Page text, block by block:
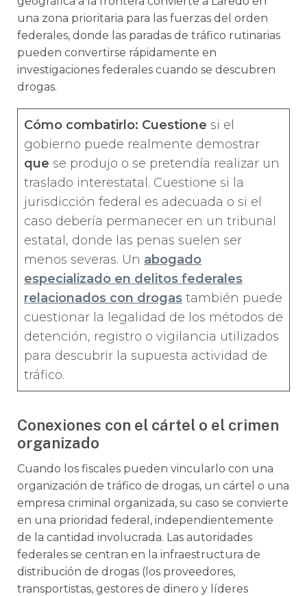
una zona prioritaria para las fuerzas del orden
federales, donde las paradas de tráfico rutinarias
pueden convertirse rápidamente en
investigaciones federales cuando se descubren
drogas.
Cómo combatirlo: Cuestione si el
gobierno puede realmente demostrar
que se produjo o se pretendía realizar un
traslado interestatal. Cuestione si la
jurisdicción federal es adecuada o si el
caso debería permanecer en un tribunal
estatal, donde las penas suelen ser
menos severas. Un abogado
especializado en delitos federales
relacionados con drogas también puede
cuestionar la legalidad de los métodos de
detención, registro o vigilancia utilizados
para descubrir la supuesta actividad de
tráfico.
Conexiones con el cártel o el crimen
organizado
Cuando los fiscales pueden vincularlo con una
organización de tráfico de drogas, un cártel o una
empresa criminal organizada, su caso se convierte
en una prioridad federal, independientemente
de la cantidad involucrada. Las autoridades
federales se centran en la infraestructura de
distribución de drogas (los proveedores,
transportistas, gestores de dinero y líderes